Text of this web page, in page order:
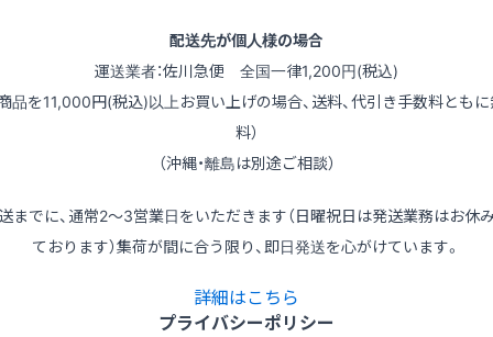
配送先が個人様の場合
運送業者：佐川急便 全国一律1,200円(税込)
品を11,000円(税込)以上お買い上げの場合、送料、代引き手数料とも
料）
（沖縄・離島は別途ご相談）
までに、通常2～3営業日をいただきます（日曜祝日は発送業務はお休
ております）集荷が間に合う限り、即日発送を心がけています。
詳細はこちら
プライバシーポリシー